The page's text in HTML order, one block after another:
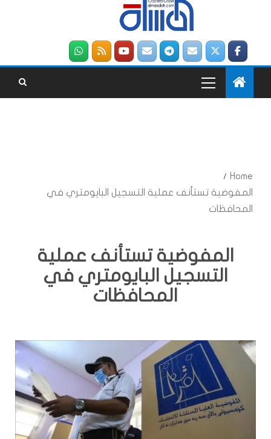
Home
المفوضية تستأنف عملية التسجيل البايومتري في
المحافظات
المفوضية تستأنف عملية
التسجيل البايومتري في
المحافظات